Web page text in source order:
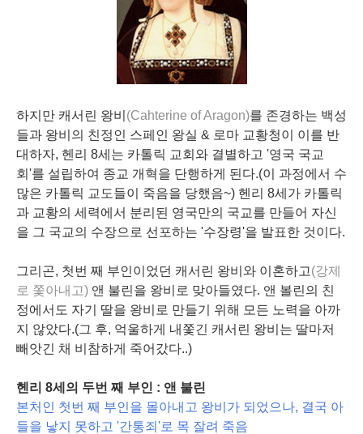
하지만 캐서린 왕비 (Cahterine of Aragon)를 존경하는 백성
들과 왕비의 친정인 스페인 왕실 & 로마 교황청이 이를 반
대하자, 헨리 8세는 카톨릭 교회와 결별하고 '영국 국교
회'를 설립하여 종교 개혁을 단행하게 된다.(이 과정에서 수
많은 카톨릭 교도들이 죽음을 당했음~) 헨리 8세가 카톨릭
과 교황의 세력에서 분리된 영국만의 국교를 만들어 자신
을 그 국교의 수장으로 선포하는 '수장령'을 발표한 것이다.
그리곤, 첫번 째 부인이었던 캐서린 왕비와 이혼하고(강제
로 쫓아내고) 앤 불린을 왕비로 맞아들였다. 앤 볼린의 친
정에서도 자기 딸을 왕비로 만들기 위해 모든 노력을 아까
지 않았다.(그 후, 억울하게 내쫓긴 캐서린 왕비는 딸마저
빼앗긴 채 비참하게 죽어갔다..)
헨리 8세의 두번 째 부인 : 앤 불린
본처인 첫번 째 부인을 몰아내고 왕비가 되었으나, 결국 아
들을 낳지 못하고 '간통죄'로 목 잘려 죽음